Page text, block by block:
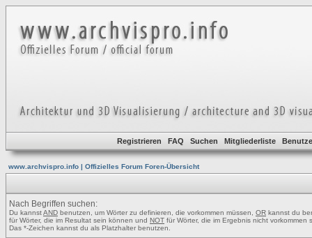
Registrieren FAQ Suchen Mitgliederliste
www.archvispro.info | Offizielles Forum Foren-Übersicht
Nach Begriffen suchen:
Du kannstAND benutzen, um Wörter zu definieren, die vorkommen müssen, OR kannst du
für Wörter, die im Resultat sein können und NOT für Wörter, die im Ergebnis nicht vorkommen
Das *-Zeichen kannst du als Platzhalter benutzen.